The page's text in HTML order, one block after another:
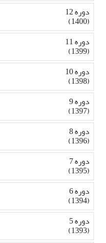
دوره 12
(1400)
دوره 11
(1399)
دوره 10
(1398)
دوره 9
(1397)
دوره 8
(1396)
دوره 7
(1395)
دوره 6
(1394)
دوره 5
(1393)